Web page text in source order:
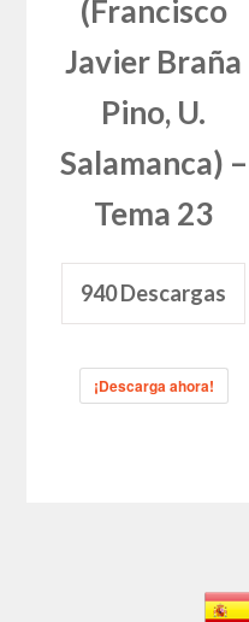
(Francisco
Javier Braña
Pino, U.
Salamanca) –
Tema 23
940Descargas
¡Descarga ahora!